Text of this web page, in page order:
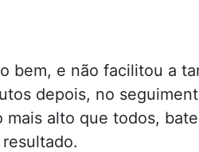
bem, e não facilitou a
depois, no
mais alto que todos,